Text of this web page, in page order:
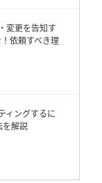
変更を告知す
依頼すべき理
ィングするに
を解説